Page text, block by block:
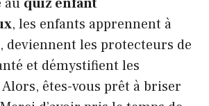
, les enfants apprennent à
les protecteurs de
et démystifient les
êtes-vous prêt à briser